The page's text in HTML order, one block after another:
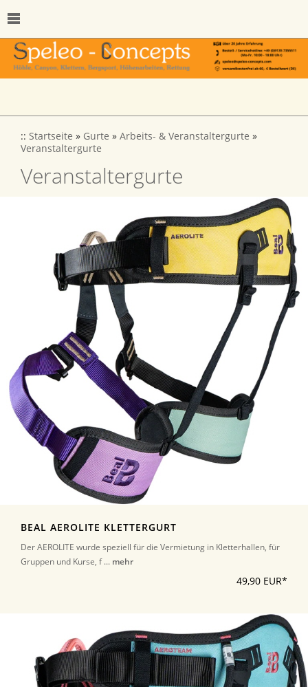
:: Startseite » Gurte » Arbeits- & Veranstaltergurte »
Veranstaltergurte
Veranstaltergurte
BEAL AEROLITE KLETTERGURT
Der AEROLITE wurde speziell für die Vermietung in Kletterhallen, für
Gruppen und Kurse, f ... mehr
49,90 EUR*